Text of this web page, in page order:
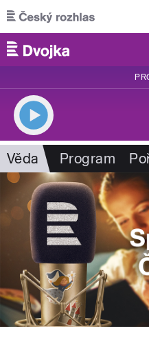
Přejít k hlavnímu obsahu
Věda Program